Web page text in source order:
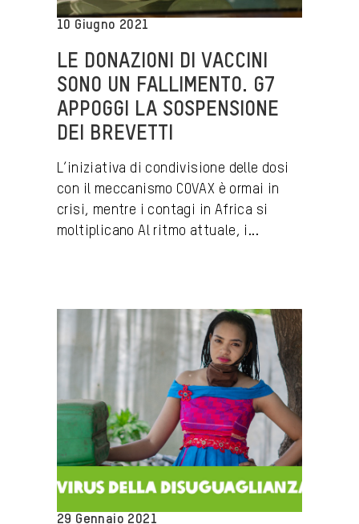
10 Giugno 2021
LE DONAZIONI DI VACCINI
SONO UN FALLIMENTO. G7
APPOGGI LA SOSPENSIONE
DEI BREVETTI
L’iniziativa di condivisione delle dosi
con il meccanismo COVAX è ormai in
crisi, mentre i contagi in Africa si
moltiplicano Al ritmo attuale, i...
29 Gennaio 2021